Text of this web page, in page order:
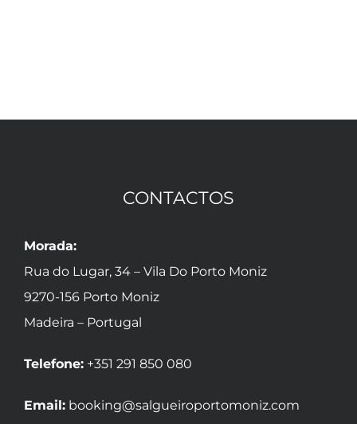
CONTACTOS
Morada:
Rua do Lugar, 34 – Vila Do Porto Moniz
9270-156 Porto Moniz
Madeira – Portugal
Telefone: +351 291 850 080
Email: booking@salgueiroportomoniz.com